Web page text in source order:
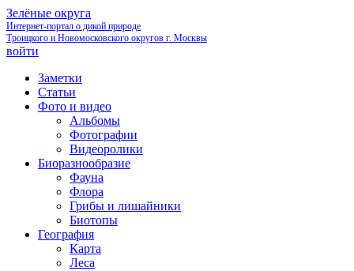
Зелёные округа
Интернет-портал о дикой природе
Троицкого и Новомосковского округов г. Москвы
войти
Заметки
Статьи
Фото и видео
Альбомы
Фотографии
Видеоролики
Биоразнообразие
Фауна
Флора
Грибы и лишайники
Биотопы
География
Карта
Леса